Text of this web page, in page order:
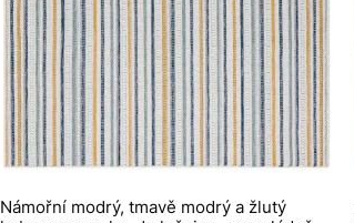
Námořní modrý, tmavě modrý a žlutý